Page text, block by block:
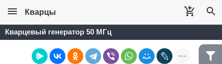
Кварцы
Кварцевый генератор 50 МГц